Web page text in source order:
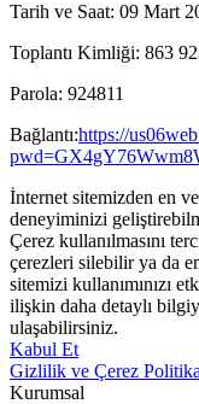
Tarih ve Saat: 09 Mart
Toplantı Kimliği: 863
Parola: 924811
Bağlantı:https://
İnternet sitemizden en
deneyiminizi
Çerez kullanılmasını
çerezleri silebilir ya da
sitemizi kullanımınızı
ilişkin daha detaylı
ulaşabilirsiniz.
Kabul Et
Gizlilik ve Çerez
Kurumsal